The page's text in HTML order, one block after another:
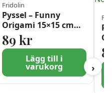
Fridolin
Pyssel – Funny
Origami 15×15 cm
Undulater – Lätt
89 kr
Lägg till i
varukorg ›